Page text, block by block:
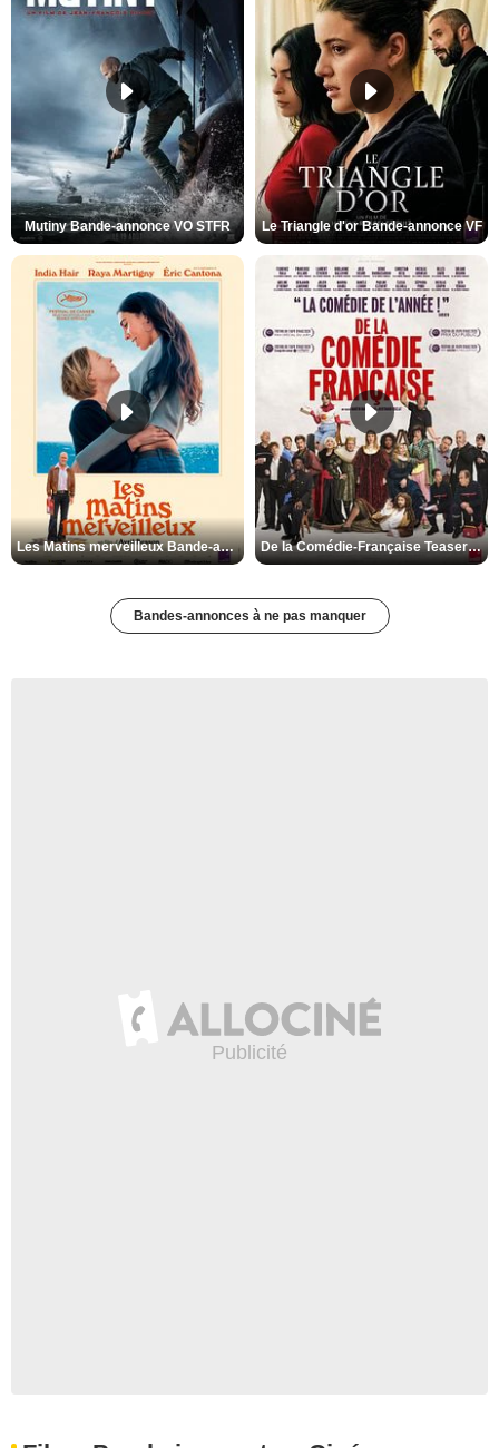
Mutiny Bande-annonce VO STFR Le Triangle d'or Bande-annonce VF
Les Matins merveilleux Bande-annonce VF De la Comédie-Française Teaser VF
Bandes-annonces à ne pas manquer